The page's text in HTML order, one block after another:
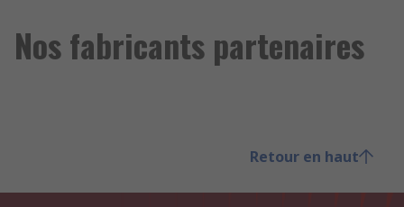
Nos fabricants partenaires
Retour en haut